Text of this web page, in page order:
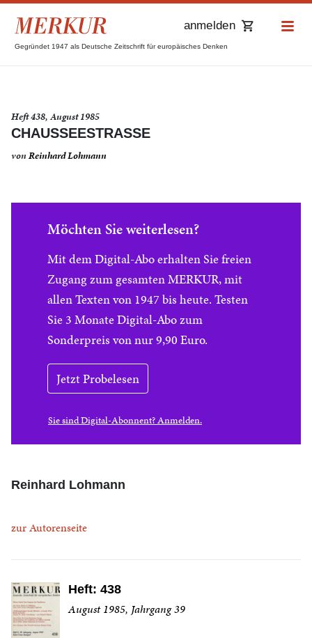
Gegründet 1947 als Deutsche Zeitschrift für europäisches Denken
anmelden
Heft 438, August 1985
CHAUSSEESTRASSE
vonReinhard Lohmann
Möchten Sie weiterlesen?
Mit dem Digital-Abo erhalten Sie freien
Zugang zum gesamten MERKUR, mit
allen Texten von 1947 bis heute. Testen
Sie 3 Monate Digital-Abo zum
Sonderpreis von nur 9,90 Euro.
Jetzt Probelesen
Sie sind Digital-Abonnent? Anmelden.
Reinhard Lohmann
zur Autorenseite
Heft: 438
August 1985, Jahrgang 39